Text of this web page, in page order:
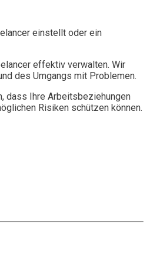
einstellt oder ein
effektiv verwalten. Wir
des Umgangs mit Problemen.
dass Ihre Arbeitsbeziehungen
Risiken schützen können.